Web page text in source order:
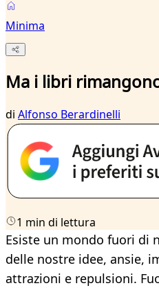
Minima
Ma i libri
di Alfonso Berardinelli
1 min di lettura
Esiste un mondo fuori di
delle nostre idee, ansie,
attrazioni e repulsioni.